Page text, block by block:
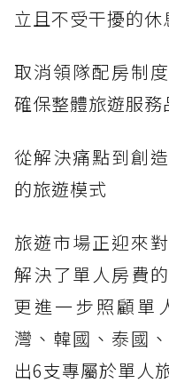
立且不受干擾的休
取消領隊配房制
確保整體旅遊服務
從解決痛點到創
的旅遊模式
旅遊市場正迎來
解決了單人房費
更進一步照顧單
灣、韓國、泰國
出6支專屬於單人